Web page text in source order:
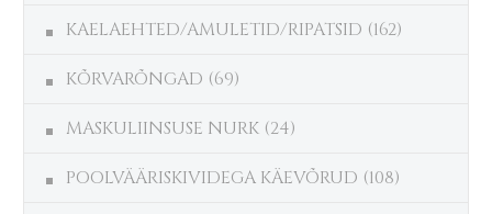
KAELAEHTED/AMULETID/RIPATSID (162)
KÕRVARÕNGAD (69)
MASKULIINSUSE NURK (24)
POOLVÄÄRISKIVIDEGA KÄEVÕRUD (108)